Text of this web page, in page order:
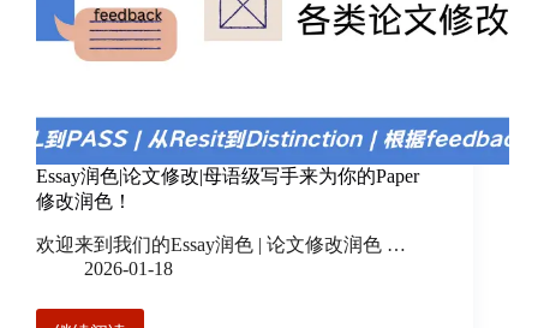
Essay润色|论文修改|母语级写手来为你的Paper
修改润色！
欢迎来到我们的Essay润色 | 论文修改润色 …
2026-01-18